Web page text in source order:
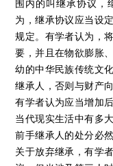
配偶与第一、二
在与谈环节中，
顺序。第一，父母作
符合。第二，将配偶
其次，坚决反对两个
承。第二，不赞成继
规定。
在自由讨论环节
配偶继承的规定。一
律风险。二是应适当